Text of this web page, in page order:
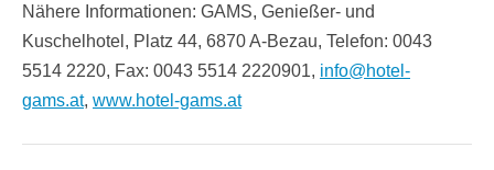
Nähere Informationen: GAMS, Genießer- und
Kuschelhotel, Platz 44, 6870 A-Bezau, Telefon: 0043
5514 2220, Fax: 0043 5514 2220901, info@hotel-
gams.at, www.hotel-gams.at